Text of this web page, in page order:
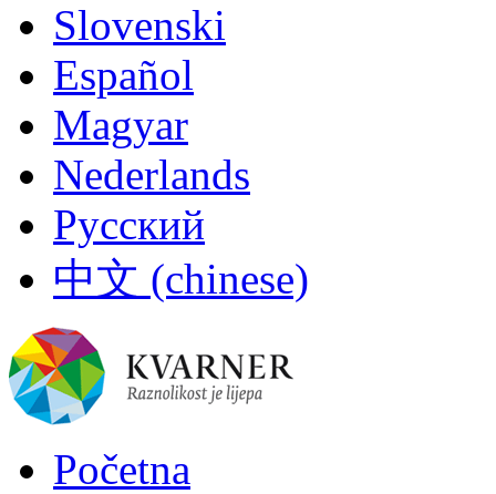
Slovenski
Español
Magyar
Nederlands
Русский
中文 (chinese)
Početna